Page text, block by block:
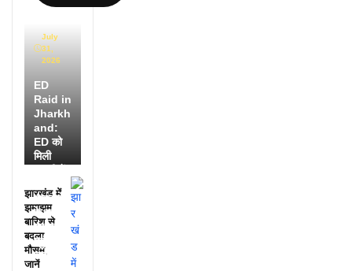
July
31,
2026
ED
Raid in
Jharkh
and:
ED को
मिली
25
अफसरों
के नाम,
हर महीने
पहुंचते थे
लाखों!
झारखंड में
झमाझम
बारिश से
बदला
मौसम,
जानें